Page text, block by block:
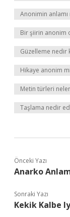
Anonimin anlamı
Bir şiirin anonim
Güzelleme nedir
Hikaye anonim
Metin türleri
Taşlama nedir
Önceki Yazı
Anarko
Sonraki Yazı
Kekik Kalbe